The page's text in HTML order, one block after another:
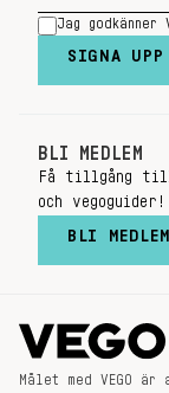
Jag godkänner
SIGNA UPP
BLI MEDLEM
Få tillgång
och vegoguider!
BLI
Målet med VEGO